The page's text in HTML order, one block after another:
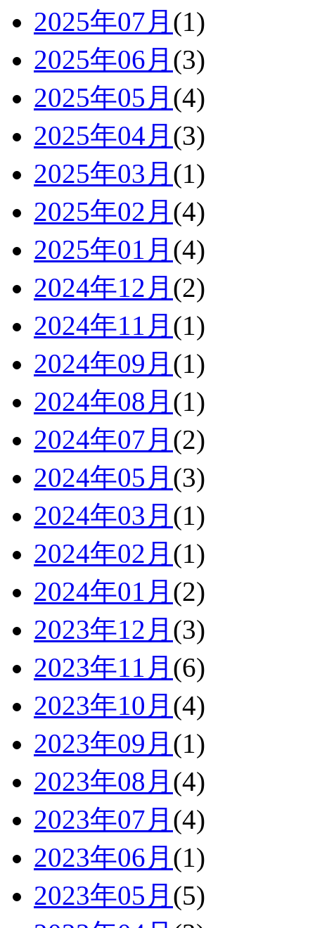
2025年07月 (1)
2025年06月 (3)
2025年05月 (4)
2025年04月 (3)
2025年03月 (1)
2025年02月 (4)
2025年01月 (4)
2024年12月 (2)
2024年11月 (1)
2024年09月 (1)
2024年08月 (1)
2024年07月 (2)
2024年05月 (3)
2024年03月 (1)
2024年02月 (1)
2024年01月 (2)
2023年12月 (3)
2023年11月 (6)
2023年10月 (4)
2023年09月 (1)
2023年08月 (4)
2023年07月 (4)
2023年06月 (1)
2023年05月 (5)